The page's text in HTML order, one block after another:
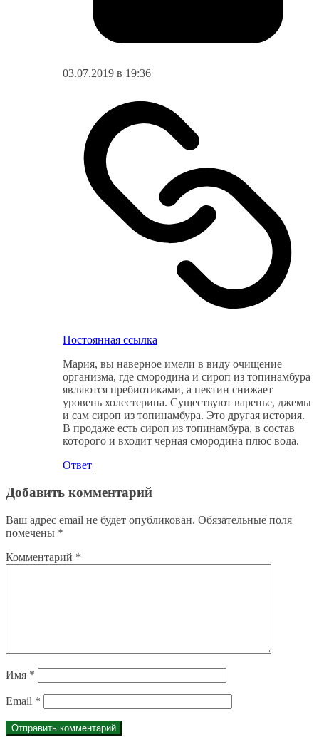
03.07.2019 в 19:36
Постоянная ссылка
Мария, вы наверное имели в виду очищение
организма, где смородина и сироп из топинамбура
являются пребиотиками, а пектин снижает
уровень холестерина. Существуют варенье, джемы
и сам сироп из топинамбура. Это другая история.
В продаже есть сироп из топинамбура, в состав
которого и входит черная смородина плюс вода.
Ответ
Добавить комментарий
Ваш адрес email не будет опубликован. Обязательные поля
помечены *
Комментарий *
Имя *
Email *